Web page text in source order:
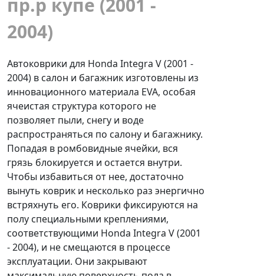
пр.р купе (2001 -
2004)
Автоковрики для Honda Integra V (2001 -
2004) в салон и багажник изготовлены из
инновационного материала EVA, особая
ячеистая структура которого не
позволяет пыли, снегу и воде
распространяться по салону и багажнику.
Попадая в ромбовидные ячейки, вся
грязь блокируется и остается внутри.
Чтобы избавиться от нее, достаточно
вынуть коврик и несколько раз энергично
встряхнуть его. Коврики фиксируются на
полу специальными креплениями,
соответствующими Honda Integra V (2001
- 2004), и не смещаются в процессе
эксплуатации. Они закрывают